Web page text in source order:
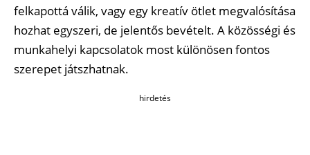
felkapottá válik, vagy egy kreatív ötlet megvalósítása
hozhat egyszeri, de jelentős bevételt. A közösségi és
munkahelyi kapcsolatok most különösen fontos
szerepet játszhatnak.
hirdetés